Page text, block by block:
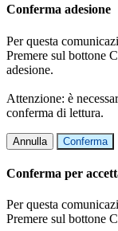
Conferma adesione
Per questa
Premere sul bottone
adesione.
Attenzione: è
conferma di lettura.
Annulla Conferma
Conferma per
Per questa
Premere sul bottone